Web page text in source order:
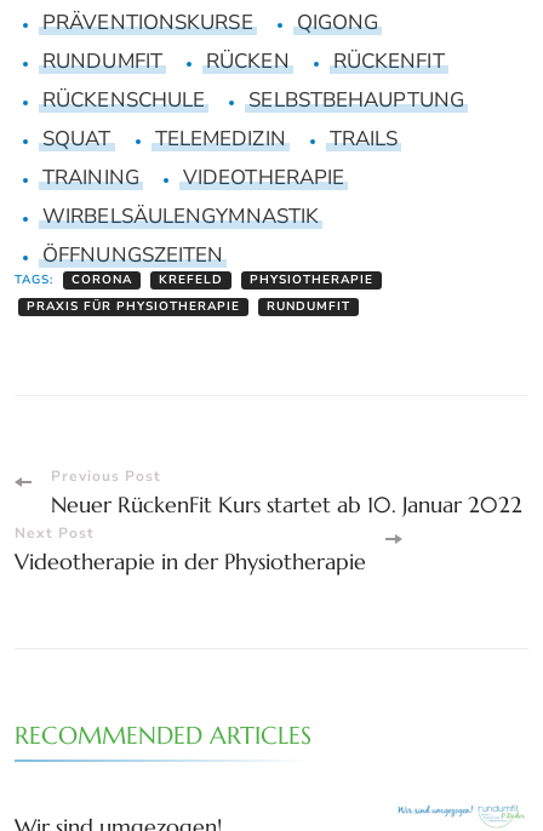
PRÄVENTIONSKURSE
QIGONG
RUNDUMFIT
RÜCKEN
RÜCKENFIT
RÜCKENSCHULE
SELBSTBEHAUPTUNG
SQUAT
TELEMEDIZIN
TRAILS
TRAINING
VIDEOTHERAPIE
WIRBELSÄULENGYMNASTIK
ÖFFNUNGSZEITEN
TAGS: CORONA KREFELD
PHYSIOTHERAPIE
PRAXIS FÜR PHYSIOTHERAPIE
RUNDUMFIT
Post
Navigation
Previous Post
Neuer RückenFit Kurs startet ab 10. Januar 2022
Next Post
Videotherapie in der Physiotherapie
RECOMMENDED ARTICLES